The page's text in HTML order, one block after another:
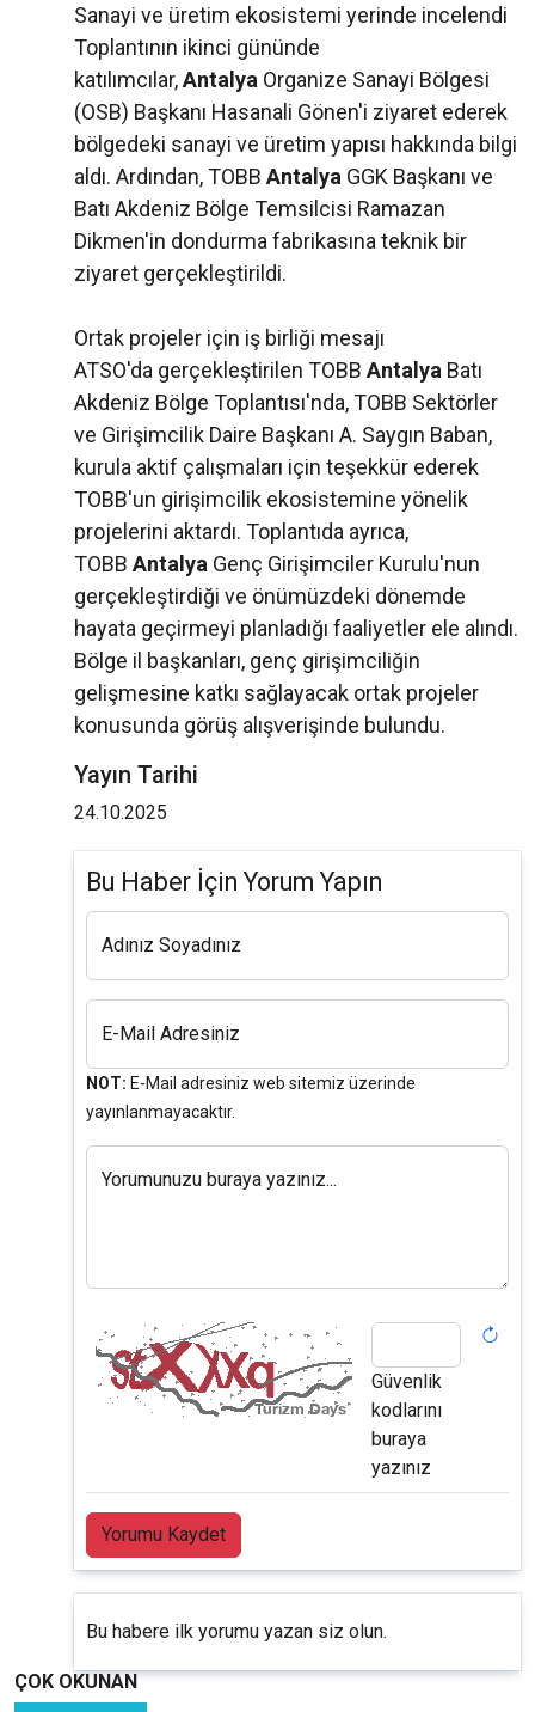
Sanayi ve üretim ekosistemi yerinde incelendi
Toplantının ikinci gününde
katılımcılar,Antalya Organize Sanayi Bölgesi
(OSB) Başkanı Hasanali Gönen'i ziyaret ederek
bölgedeki sanayi ve üretim yapısı hakkında bilgi
aldı. Ardından, TOBB Antalya GGK Başkanı ve
Batı Akdeniz Bölge Temsilcisi Ramazan
Dikmen'in dondurma fabrikasına teknik bir
ziyaret gerçekleştirildi.
Ortak projeler için iş birliği mesajı
ATSO'da gerçekleştirilen TOBB Antalya Batı
Akdeniz Bölge Toplantısı'nda, TOBB Sektörler
ve Girişimcilik Daire Başkanı A. Saygın Baban,
kurula aktif çalışmaları için teşekkür ederek
TOBB'un girişimcilik ekosistemine yönelik
projelerini aktardı. Toplantıda ayrıca,
TOBB Antalya Genç Girişimciler Kurulu'nun
gerçekleştirdiği ve önümüzdeki dönemde
hayata geçirmeyi planladığı faaliyetler ele alındı.
Bölge il başkanları, genç girişimciliğin
gelişmesine katkı sağlayacak ortak projeler
konusunda görüş alışverişinde bulundu.
Yayın Tarihi
24.10.2025
Bu Haber İçin Yorum Yapın
Adınız Soyadınız
E-Mail Adresiniz
NOT: E-Mail adresiniz web sitemiz üzerinde
yayınlanmayacaktır.
Yorumunuzu buraya yazınız...
Güvenlik
kodlarını
buraya
yazınız
Yorumu Kaydet
Bu habere ilk yorumu yazan siz olun.
ÇOK OKUNAN